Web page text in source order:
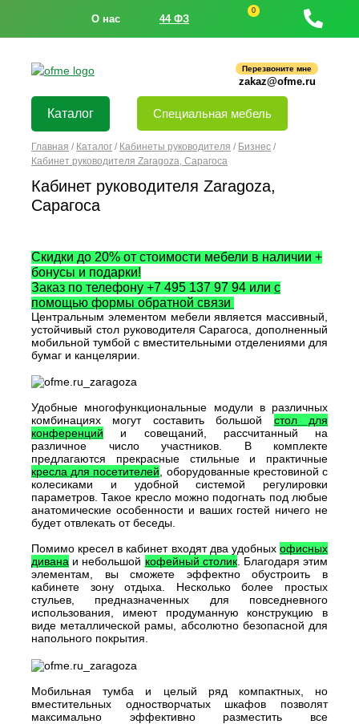
О нас 44 ФЗ
0
Перезвоните мне
zakaz@ofme.ru
Каталог Специальная мебель
Главная / Каталог / Кабинеты руководителя / Бизнес /
Кабинет руководителя Zaragoza, Сарагоса
Кабинет руководителя Zaragoza,
Сарагоса
Скидки до 20% от стоимости мебели в наличии +
бонусы и подарки!
Заказ по телефону +7 495 137 97 94 или с
помощью формы обратной связи
Центральным элементом мебели является массивный,
устойчивый стол руководителя Сарагоса, дополненный
мобильной тумбой с вместительными отделениями для
бумаг и канцелярии.
Удобные многофункциональные модули в различных
комбинациях могут составить большой стол для
конференций и совещаний, рассчитанный на
различное число участников. В комплекте
предлагаются прекрасные стильные и практичные
кресла для посетителей, оборудованные крестовиной с
колесиками и удобной системой регулировки
параметров. Такое кресло можно подогнать под любые
анатомические особенности и ваших гостей ничего не
будет отвлекать от беседы.
Помимо кресел в кабинет входят два удобных офисных
дивана и небольшой кофейный столик. Благодаря этим
элементам, вы сможете эффектно обустроить в
кабинете зону отдыха. Несколько более простых
стульев, предназначенных для повседневного
использования, имеют продуманную конструкцию в
виде металлической рамы, абсолютно безопасной для
напольного покрытия.
Мобильная тумба и целый ряд компактных, но
вместительных одностворчатых шкафов позволят
максимально эффективно разместить все